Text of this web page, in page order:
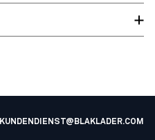
KUNDENDIENST@BLAKLADER.COM